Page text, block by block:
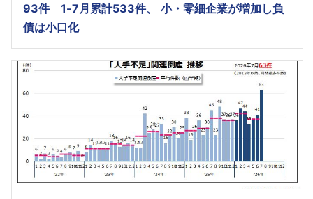
93件 1-7月累計533件、 小・零細企業が増加し負
債は小口化